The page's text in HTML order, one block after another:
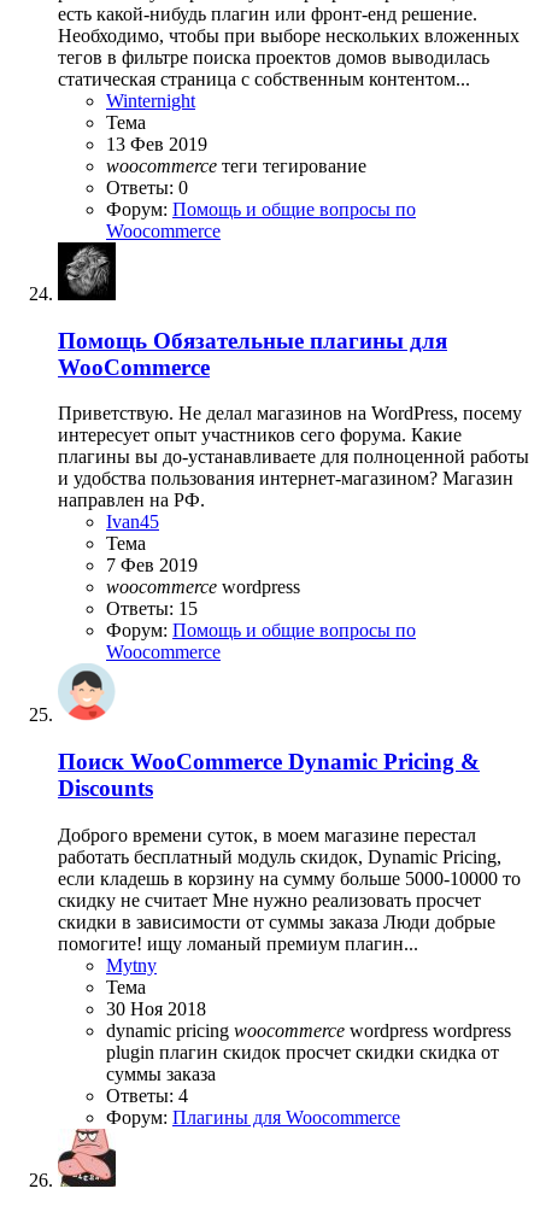
есть какой-нибудь плагин или фронт-енд решение.
Необходимо, чтобы при выборе нескольких вложенных
тегов в фильтре поиска проектов домов выводилась
статическая страница с собственным контентом...
Winternight
Тема
13 Фев 2019
woocommerce теги тегирование
Ответы: 0
Форум: Помощь и общие вопросы по
Woocommerce
Помощь Обязательные плагины для
WooCommerce
Приветствую. Не делал магазинов на WordPress, посему
интересует опыт участников сего форума. Какие
плагины вы до-устанавливаете для полноценной работы
и удобства пользования интернет-магазином? Магазин
направлен на РФ.
Ivan45
Тема
7 Фев 2019
woocommerce wordpress
Ответы: 15
Форум: Помощь и общие вопросы по
Woocommerce
Поиск WooCommerce Dynamic Pricing &
Discounts
Доброго времени суток, в моем магазине перестал
работать бесплатный модуль скидок, Dynamic Pricing,
если кладешь в корзину на сумму больше 5000-10000 то
скидку не считает Мне нужно реализовать просчет
скидки в зависимости от суммы заказа Люди добрые
помогите! ищу ломаный премиум плагин...
Mytny
Тема
30 Ноя 2018
dynamic pricing woocommerce wordpress wordpress
plugin плагин скидок просчет скидки скидка от
суммы заказа
Ответы: 4
Форум: Плагины для Woocommerce